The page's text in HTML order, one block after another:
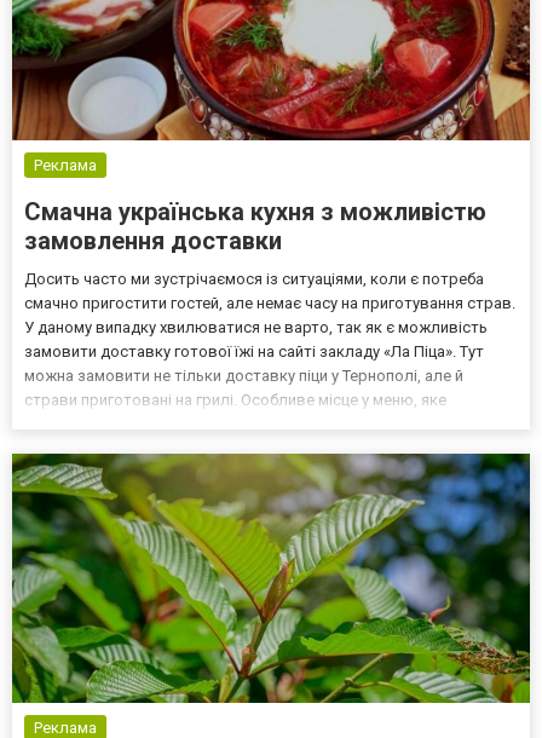
Реклама
Смачна українська кухня з можливістю
замовлення доставки
Досить часто ми зустрічаємося із ситуаціями, коли є потреба
смачно пригостити гостей, але немає часу на приготування страв.
У даному випадку хвилюватися не варто, так як є можливість
замовити доставку готової їжі на сайті закладу «Ла Піца». Тут
можна замовити не тільки доставку піци у Тернополі, але й
страви приготовані на грилі. Особливе місце у меню, яке
Реклама